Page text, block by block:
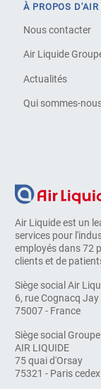
Air Liquide est un
services pour
employés dans 72
clients et de
Siège social Air
6, rue Cognacq Jay
75007 - France
Siège social Groupe
AIR LIQUIDE
75 quai d'Orsay
75321 - Paris
À PROPOS
Nous contacter
Air Liquide
Actualités
Qui sommes-